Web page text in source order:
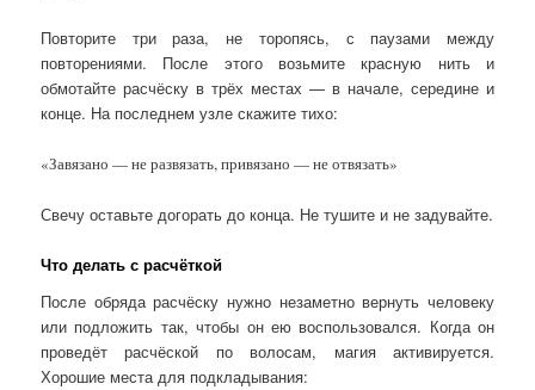
Повторите три раза, не торопясь, с паузами между
повторениями. После этого возьмите красную нить и
обмотайте расчёску в трёх местах — в начале, середине и
конце. На последнем узле скажите тихо:
«Завязано — не развязать, привязано — не отвязать»
Свечу оставьте догорать до конца. Не тушите и не задувайте.
Что делать с расчёткой
После обряда расчёску нужно незаметно вернуть человеку
или подложить так, чтобы он ею воспользовался. Когда он
проведёт расчёской по волосам, магия активируется.
Хорошие места для подкладывания: